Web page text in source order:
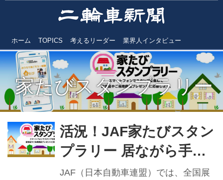
ホーム TOPICS 考えるリーダー 業界人インタビュー
家たびスタンプラリー
活況！JAF家たびスタン
プラリー 居ながら手軽
に味わう観光気分
JAF（日本自動車連盟）では、全国展